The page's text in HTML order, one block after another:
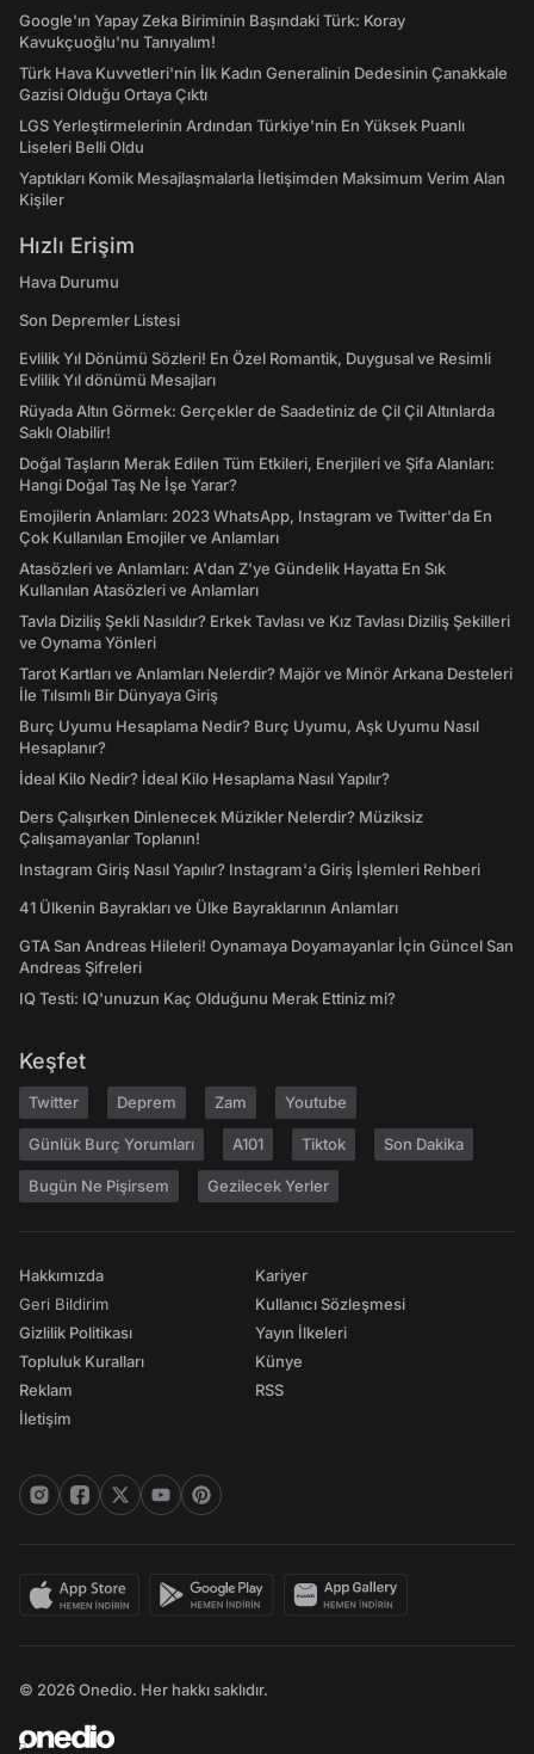
Google'ın Yapay Zeka Biriminin Başındaki Türk: Koray
Kavukçuoğlu'nu Tanıyalım!
Türk Hava Kuvvetleri'nin İlk Kadın Generalinin Dedesinin Çanakkale
Gazisi Olduğu Ortaya Çıktı
LGS Yerleştirmelerinin Ardından Türkiye'nin En Yüksek Puanlı
Liseleri Belli Oldu
Yaptıkları Komik Mesajlaşmalarla İletişimden Maksimum Verim Alan
Kişiler
Hızlı Erişim
Hava Durumu
Son Depremler Listesi
Evlilik Yıl Dönümü Sözleri! En Özel Romantik, Duygusal ve Resimli
Evlilik Yıl dönümü Mesajları
Rüyada Altın Görmek: Gerçekler de Saadetiniz de Çil Çil Altınlarda
Saklı Olabilir!
Doğal Taşların Merak Edilen Tüm Etkileri, Enerjileri ve Şifa Alanları:
Hangi Doğal Taş Ne İşe Yarar?
Emojilerin Anlamları: 2023 WhatsApp, Instagram ve Twitter'da En
Çok Kullanılan Emojiler ve Anlamları
Atasözleri ve Anlamları: A'dan Z'ye Gündelik Hayatta En Sık
Kullanılan Atasözleri ve Anlamları
Tavla Diziliş Şekli Nasıldır? Erkek Tavlası ve Kız Tavlası Diziliş Şekilleri
ve Oynama Yönleri
Tarot Kartları ve Anlamları Nelerdir? Majör ve Minör Arkana Desteleri
İle Tılsımlı Bir Dünyaya Giriş
Burç Uyumu Hesaplama Nedir? Burç Uyumu, Aşk Uyumu Nasıl
Hesaplanır?
İdeal Kilo Nedir? İdeal Kilo Hesaplama Nasıl Yapılır?
Ders Çalışırken Dinlenecek Müzikler Nelerdir? Müziksiz
Çalışamayanlar Toplanın!
Instagram Giriş Nasıl Yapılır? Instagram'a Giriş İşlemleri Rehberi
41 Ülkenin Bayrakları ve Ülke Bayraklarının Anlamları
GTA San Andreas Hileleri! Oynamaya Doyamayanlar İçin Güncel San
Andreas Şifreleri
IQ Testi: IQ'unuzun Kaç Olduğunu Merak Ettiniz mi?
Keşfet
Twitter Deprem Zam Youtube
Günlük Burç Yorumları A101 Tiktok Son Dakika
Bugün Ne Pişirsem Gezilecek Yerler
Hakkımızda
Geri Bildirim
Gizlilik Politikası
Topluluk Kuralları
Reklam
İletişim
Kariyer
Kullanıcı Sözleşmesi
Yayın İlkeleri
Künye
RSS
© 2026 Onedio. Her hakkı saklıdır.